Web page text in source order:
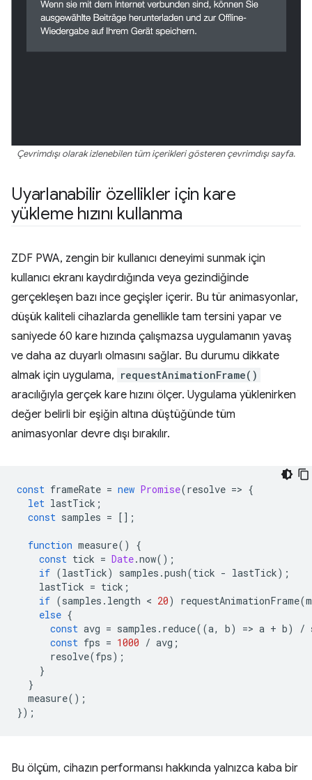
Çevrimdışı olarak izlenebilen tüm içerikleri gösteren çevrimdışı sayfa.
Uyarlanabilir özellikler için kare
yükleme hızını kullanma
ZDF PWA, zengin bir kullanıcı deneyimi sunmak için
kullanıcı ekranı kaydırdığında veya gezindiğinde
gerçekleşen bazı ince geçişler içerir. Bu tür animasyonlar,
düşük kaliteli cihazlarda genellikle tam tersini yapar ve
saniyede 60 kare hızında çalışmazsa uygulamanın yavaş
ve daha az duyarlı olmasını sağlar. Bu durumu dikkate
almak için uygulama, requestAnimationFrame()
aracılığıyla gerçek kare hızını ölçer. Uygulama yüklenirken
değer belirli bir eşiğin altına düştüğünde tüm
animasyonlar devre dışı bırakılır.
const frameRate = new Promise(resolve => {
let lastTick ;
const samples = [];
function measure()
{
const tick = Date.now();
if (lastTick) samples .push(tick - lastTick);
lastTick = tick ;
if (samples . length < 20) requestAnimationFrame(
else {
const avg = samples . reduce((a, b) => a + b) /
const fps = 1000 / avg ;
resolve(fps);
}
}
measure();
});
Bu ölçüm, cihazın performansı hakkında yalnızca kaba bir